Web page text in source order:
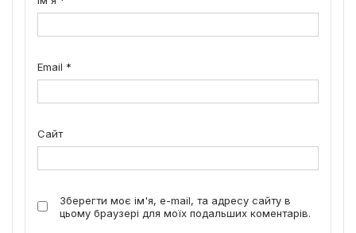
Email *
Сайт
Зберегти моє ім'я, e-mail, та адресу сайту в
цьому браузері для моїх подальших коментарів.